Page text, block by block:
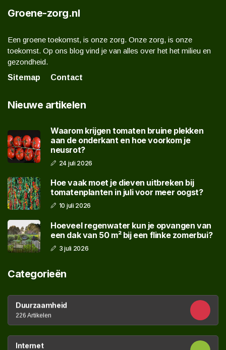
Groene-zorg.nl
Een groene toekomst, is onze zorg. Onze zorg, is onze
toekomst. Op ons blog vind je van alles over het het milieu en
gezondheid.
Sitemap
Contact
Nieuwe artikelen
Waarom krijgen tomaten bruine plekken
aan de onderkant en hoe voorkom je
neusrot?
24 juli 2026
Hoe vaak moet je dieven uitbreken bij
tomatenplanten in juli voor meer oogst?
10 juli 2026
Hoeveel regenwater kun je opvangen van
een dak van 50 m² bij een flinke zomerbui?
3 juli 2026
Categorieën
Duurzaamheid
226 Artikelen
Internet